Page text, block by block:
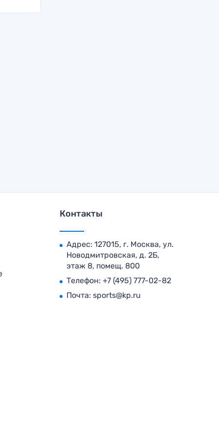
Контакты
Адрес: 127015, г. Москва, ул.
Новодмитровская, д. 2Б,
этаж 8, помещ. 800
Телефон: +7 (495) 777-02-82
Почта: sports@kp.ru